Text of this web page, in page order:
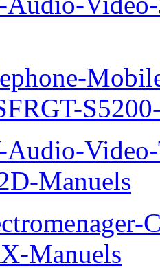
Audio-
Manuels
Manuels